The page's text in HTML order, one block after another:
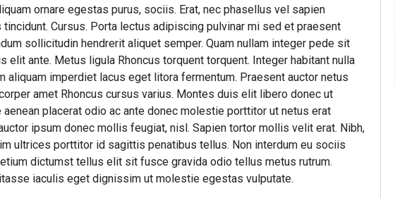
ornare egestas purus, sociis. Erat, nec phasellus vel sapien
tincidunt. Cursus. Porta lectus adipiscing pulvinar mi sed et praesent
sollicitudin hendrerit aliquet semper. Quam nullam integer pede sit
elit ante. Metus ligula Rhoncus torquent torquent. Integer habitant nulla
aliquam imperdiet lacus eget litora fermentum. Praesent auctor netus
amet Rhoncus cursus varius. Montes duis elit libero donec ut
placerat odio ac ante donec molestie porttitor ut netus erat
ipsum donec mollis feugiat, nisl. Sapien tortor mollis velit erat. Nibh,
ultrices porttitor id sagittis penatibus tellus. Non interdum eu sociis
dictumst tellus elit sit fusce gravida odio tellus metus rutrum.
iaculis eget dignissim ut molestie egestas vulputate.